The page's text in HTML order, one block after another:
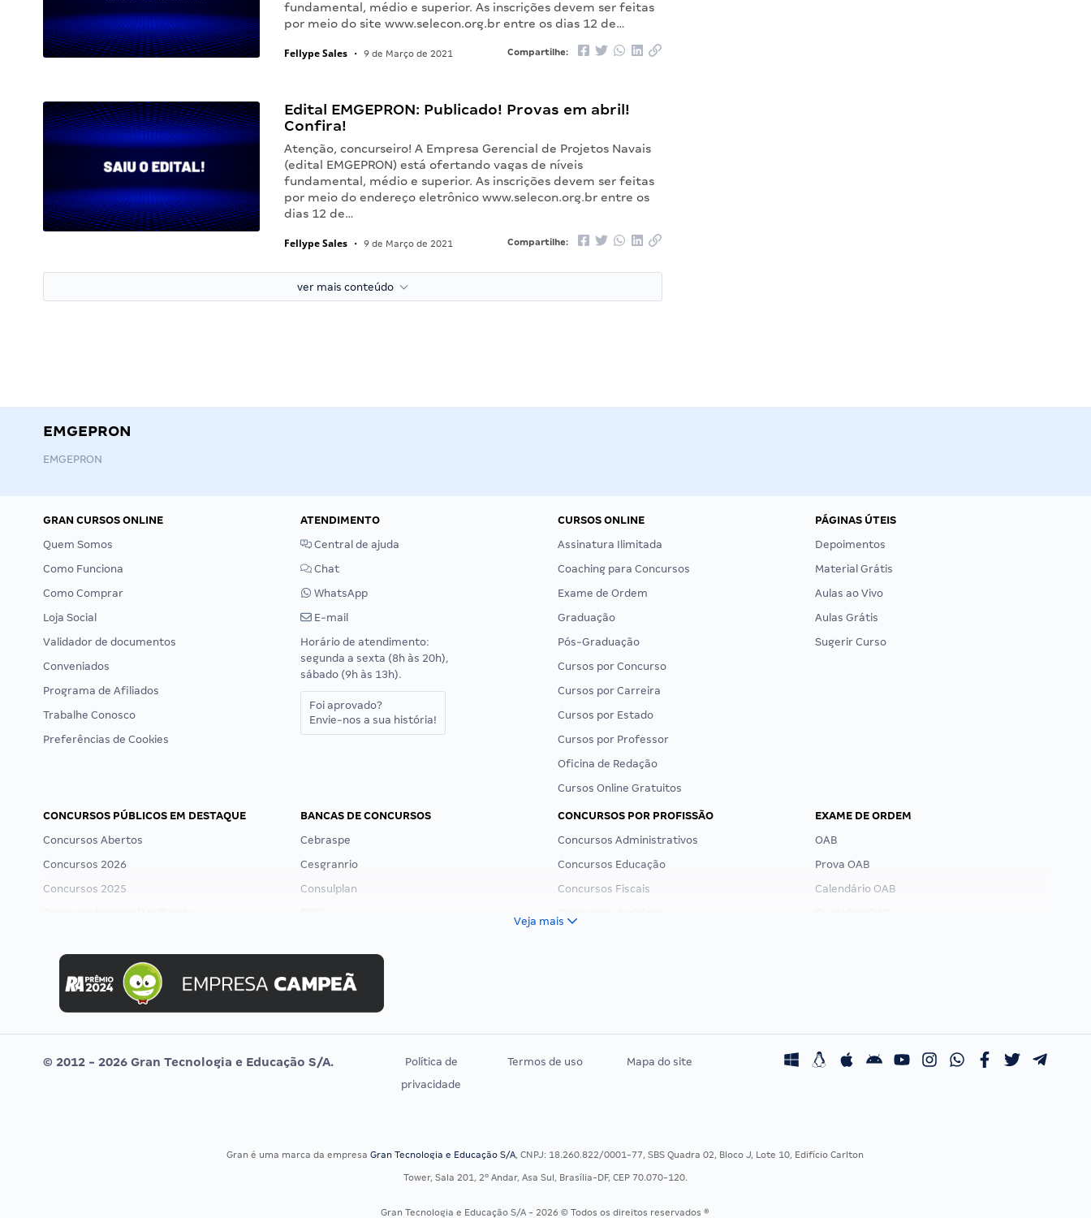
fundamental, médio e superior. As inscrições devem ser feitas
por meio do site www.selecon.org.br entre os dias 12 de…
Fellype Sales • 9 de Março de 2021 Compartilhe:
Edital EMGEPRON: Publicado! Provas em abril!
Confira!
Atenção, concurseiro! A Empresa Gerencial de Projetos Navais
(edital EMGEPRON) está ofertando vagas de níveis
fundamental, médio e superior. As inscrições devem ser feitas
por meio do endereço eletrônico www.selecon.org.br entre os
dias 12 de…
Fellype Sales • 9 de Março de 2021 Compartilhe:
ver mais conteúdo
EMGEPRON
EMGEPRON
GRAN CURSOS ONLINE
Quem Somos
Como Funciona
Como Comprar
Loja Social
Validador de documentos
Conveniados
Programa de Afiliados
Trabalhe Conosco
Preferências de Cookies
ATENDIMENTO
Central de ajuda
Chat
WhatsApp
E-mail
Horário de atendimento:
segunda a sexta (8h às 20h),
sábado (9h às 13h).
Foi aprovado?
Envie-nos a sua história!
CURSOS ONLINE
Assinatura Ilimitada
Coaching para Concursos
Exame de Ordem
Graduação
Pós-Graduação
Cursos por Concurso
Cursos por Carreira
Cursos por Estado
Cursos por Professor
Oficina de Redação
Cursos Online Gratuitos
PÁGINAS ÚTEIS
Depoimentos
Material Grátis
Aulas ao Vivo
Aulas Grátis
Sugerir Curso
CONCURSOS PÚBLICOS EM DESTAQUE
Concursos Abertos
Concursos 2026
Concursos 2025
Concurso MPU
Editais publicados
BANCAS DE CONCURSOS
Cebraspe
Cesgranrio
Consulplan
Selecon
Uniase
Vunesp
CONCURSOS POR PROFISSÃO
Concursos Administrativos
Concursos Educação
Concursos Fiscais
Residência Multiprofissional
EXAME DE ORDEM
OAB
Prova OAB
Calendário OAB
Veja mais
© 2012 - 2026 Gran Tecnologia e Educação S/A.
Política de
privacidade
Termos de uso Mapa do site
Gran é uma marca da empresaGran Tecnologia e Educação S/A, CNPJ: 18.260.822/0001-77, SBS Quadra 02, Bloco J, Lote 10, Edifício Carlton
Tower, Sala 201, 2º Andar, Asa Sul, Brasília-DF, CEP 70.070-120.
Gran Tecnologia e Educação S/A - 2026 © Todos os direitos reservados ®